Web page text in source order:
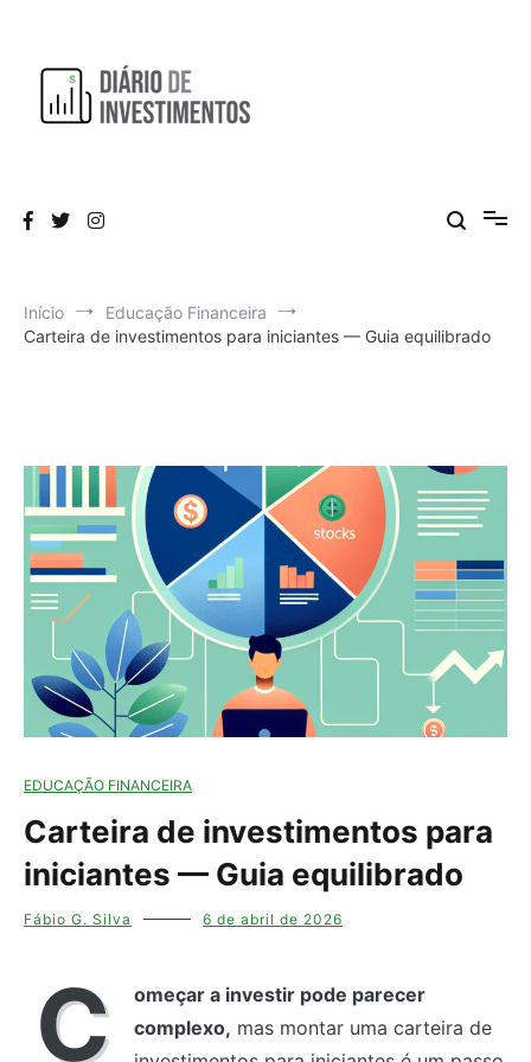
conteúdo
Início
Educação Financeira
Carteira de investimentos para iniciantes — Guia equilibrado
EDUCAÇÃO FINANCEIRA
Carteira de investimentos para
iniciantes — Guia equilibrado
Fábio G. Silva 6 de abril de 2026
C
omeçar a investir pode parecer
complexo, mas montar uma carteira de